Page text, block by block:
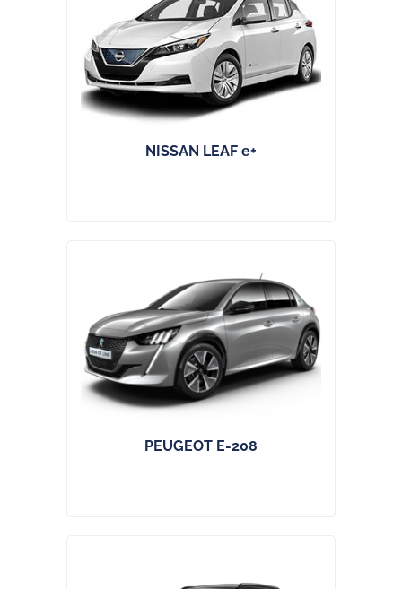
NISSAN LEAF e+
PEUGEOT E-208